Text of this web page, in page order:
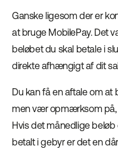
Ganske ligesom der er
at bruge MobilePay. Det
beløbet du skal betale i
direkte afhængigt af dit
Du kan få en aftale om
men vær opmærksom på,
Hvis det månedlige beløb
betalt i gebyr er det en